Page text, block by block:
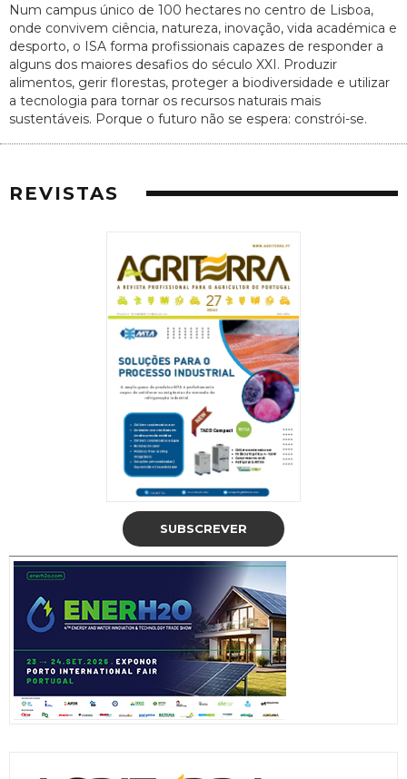
Num campus único de 100 hectares no centro de Lisboa,
onde convivem ciência, natureza, inovação, vida académica e
desporto, o ISA forma profissionais capazes de responder a
alguns dos maiores desafios do século XXI. Produzir
alimentos, gerir florestas, proteger a biodiversidade e utilizar
a tecnologia para tornar os recursos naturais mais
sustentáveis. Porque o futuro não se espera: constrói-se.
REVISTAS
SUBSCREVER